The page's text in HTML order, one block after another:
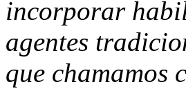
incorporar
agentes
que chamamos